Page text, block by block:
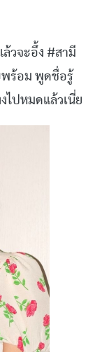
วจะอึ้ง #สามี
พร้อม พูดชื่อรู้
ไปหมดแล้วเนี่ย